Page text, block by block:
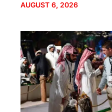
AUGUST 6, 2026